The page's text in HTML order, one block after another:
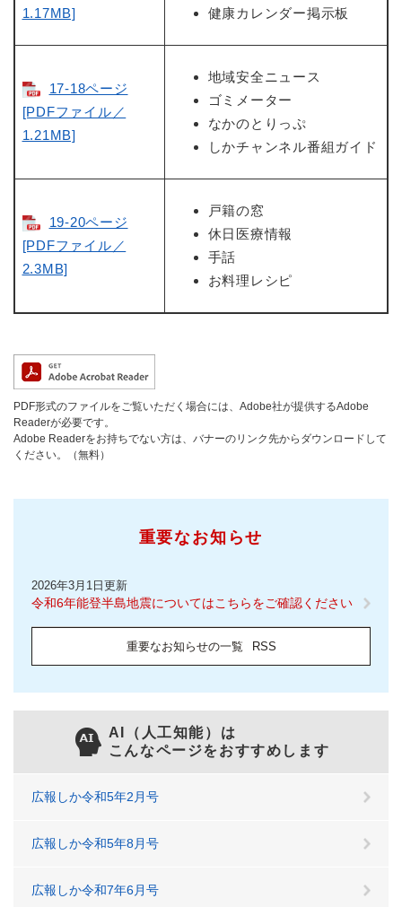
1.17MB] 健康カレンダー掲示板
17-18ページ
[PDFファイル／
1.21MB]
地域安全ニュース
ゴミメーター
なかのとりっぷ
しかチャンネル番組ガイド
19-20ページ
[PDFファイル／
2.3MB]
戸籍の窓
休日医療情報
手話
お料理レシピ
PDF形式のファイルをご覧いただく場合には、Adobe社が提供するAdobe
Readerが必要です。
Adobe Readerをお持ちでない方は、バナーのリンク先からダウンロードして
ください。（無料）
重要なお知らせ
2026年3月1日更新
令和6年能登半島地震についてはこちらをご確認ください
重要なお知らせの一覧 RSS
AI（人工知能）は
こんなページをおすすめします
広報しか令和5年2月号
広報しか令和5年8月号
広報しか令和7年6月号